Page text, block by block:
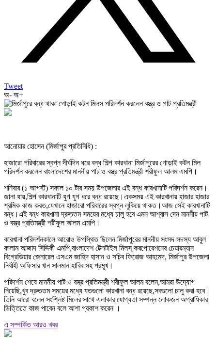
Tweet
অ- অ+
আনোয়ার হোসেন (মির্জাপুর প্রতিনিধি) :
হাজারো পরিবারের স্বপ্ন দীর্ঘদিন ধরে বন্ধ শিল্প কারখানা মির্জাপুরের গোড়াই কটন মিল
পরিদর্শন করলেন বাংলাদেশের মাননীয় পাট ও বস্ত্র প্রতিমন্ত্রী শরীফুল আলম এমপি।
শনিবার (১ আগস্ট) সকাল ১০ টার সময় উপজেলার এই বন্ধ কারখানাটি পরিদর্শন করেন।
জানা যায়,শিল্প কারখানাটি যুগ যুগ ধরে বন্ধ রয়েছে।একসময় এই কারখানায় হাজার হাজার
শ্রমিক কাজ করত,যেখানে হাজারো পরিবারের স্বপ্ন লুকিয়ে থাকত।আজ সেই কারখানাটি
বন্ধ।এই বন্ধ কারখানা দ্রুততম সময়ের মধ্যে চালু হবে এমন আশ্বাস দেন মাননীয় পাট
ও বস্ত্র প্রতিমন্ত্রী শরীফুল আলম এমপি।
কারখানা পরিদর্শনকালে আরোও উপস্থিত ছিলেন মির্জাপুরের মাননীয় সংসদ সদস্য আবুল
কালাম আজাদ সিদ্দিকী এমপি,বাংলাদেশ টেক্সটাইল মিলস্ করপোরেশনের চেয়ারম্যান
বিগ্রেডিয়ার জেনারেল এসএম জাহিদ হাসান ও সচিব ফিরোজ আহমেদ, মির্জাপুর উপজেলা
নির্বাহী অফিসার খান সালমান হাবিব সহ প্রমূখ।
পরিদর্শন শেষে মাননীয় পাট ও বস্ত্র প্রতিমন্ত্রী শরীফুল আলম বলেন,আমরা উদ্যোগ
নিয়েছি,খুব দ্রুততম সময়ের মধ্যে যতগুলো কারখানা বন্ধ রয়েছে,সবগুলো চালু করা হবে।
তিনি আরো বলেন সংশ্লিষ্ট মিলের সাথে এলাকার যোগ্যতা সম্পন্ন লোকজন অগ্রাধিকার
ভিত্তিতে কাজ পাবেন বলে আশা প্রকাশ করেন ।
এ সম্পর্কিত আরও খবর